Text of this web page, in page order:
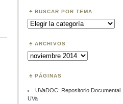
BUSCAR POR TEMA
Buscar
por
ARCHIVOS
Archivos
PÁGINAS
UVaDOC: Repositorio Documental
UVa